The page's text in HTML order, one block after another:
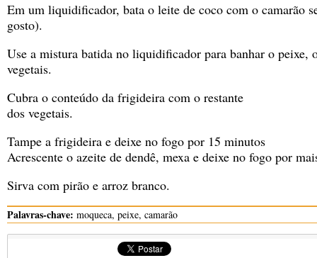
Em um liquidificador, bata o leite de coco com o camarão
gosto).
Use a mistura batida no liquidificador para banhar o peixe,
vegetais.
Cubra o conteúdo da frigideira com o restante
dos vegetais.
Tampe a frigideira e deixe no fogo por 15 minutos
Acrescente o azeite de dendê, mexa e deixe no fogo por
Sirva com pirão e arroz branco.
Palavras-chave: moqueca, peixe, camarão